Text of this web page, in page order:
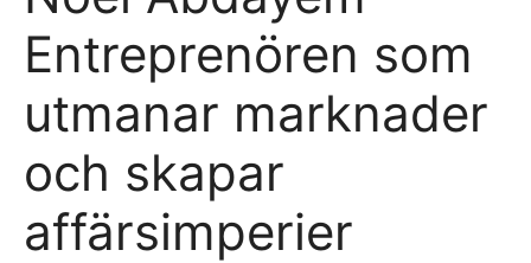
Entreprenören som
utmanar marknader
och skapar
affärsimperier